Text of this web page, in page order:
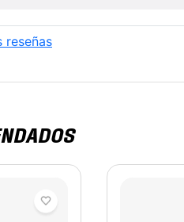
reseñas